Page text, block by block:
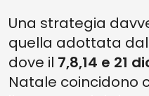
Una strategia
quella adottata
dove il 7,8,14 e 21
Natale coincidono